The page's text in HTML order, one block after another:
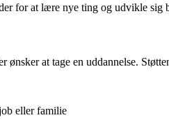
for at lære nye ting og udvikle sig
at tage en uddannelse.
eller familie